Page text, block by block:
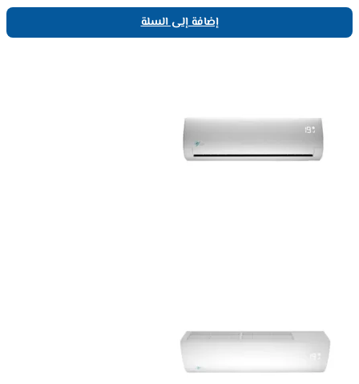
إضافة إلى السلة